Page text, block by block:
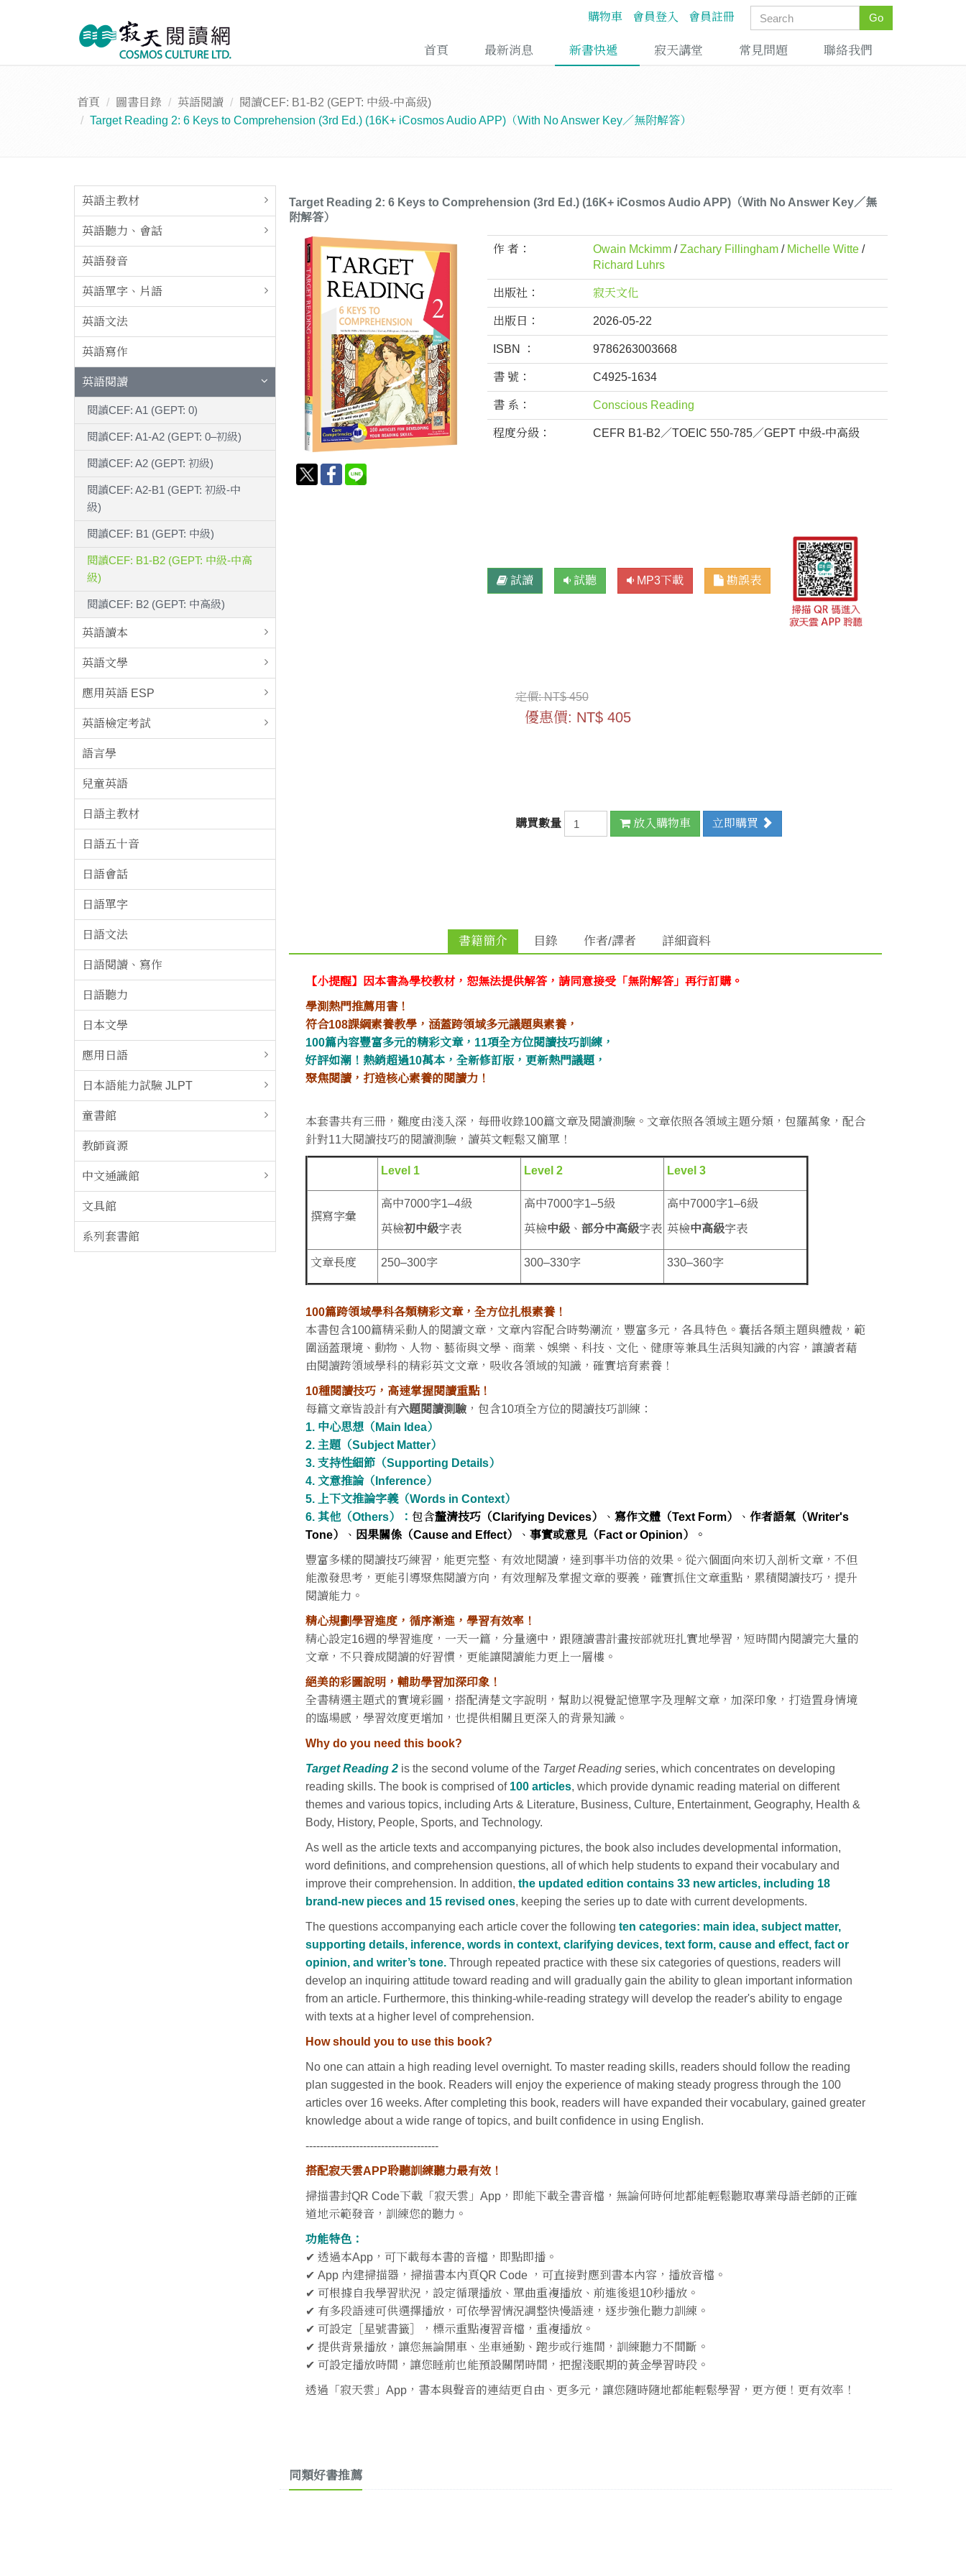
Go
購物車 會員登入 會員註冊
首頁 最新消息 新書快遞 寂天講堂 常見問題 聯絡我們
首頁 圖書目錄 英語閱讀
閱讀CEF: B1-B2 (GEPT: 中級-中高級)
Target Reading 2: 6 Keys to Comprehension (3rd Ed.) (16K+ iCosmos Audio APP)（With No Answer Key／無附解答）
英語主教材
英語聽力、會話
英語發音
英語單字、片語
英語文法
英語寫作
英語閱讀
閱讀CEF: A1 (GEPT: 0)
閱讀CEF: A1-A2 (GEPT: 0–初級)
閱讀CEF: A2 (GEPT: 初級)
閱讀CEF: A2-B1 (GEPT: 初級-中
級)
閱讀CEF: B1 (GEPT: 中級)
閱讀CEF: B1-B2 (GEPT: 中級-中高
級)
閱讀CEF: B2 (GEPT: 中高級)
英語讀本
英語文學
應用英語 ESP
英語檢定考試
語言學
兒童英語
日語主教材
日語五十音
日語會話
日語單字
日語文法
日語閱讀、寫作
日語聽力
日本文學
應用日語
日本語能力試驗 JLPT
童書館
教師資源
中文通識館
文具館
系列套書館
Target Reading 2: 6 Keys to Comprehension (3rd Ed.) (16K+ iCosmos Audio APP)（With No Answer Key／無
附解答）
作 者： Owain Mckimm /Zachary Fillingham / Michelle Witte /
Richard Luhrs
出版社： 寂天文化
出版日： 2026-05-22
ISBN ： 9786263003668
書 號： C4925-1634
書 系： Conscious Reading
程度分級： CEFR B1-B2／TOEIC 550-785／GEPT 中級-中高級
試讀 試聽 MP3下載 勘誤表
定價:NT$ 450
優惠價: NT$ 405
購買數量 放入購物車 立即購買
書籍簡介 目錄 作者/譯者 詳細資料
【小提醒】因本書為學校教材，恕無法提供解答，請同意接受「無附解答」再行訂購。
學測熱門推薦用書！
符合108課綱素養教學，涵蓋跨領域多元議題與素養，
100篇內容豐富多元的精彩文章，11項全方位閱讀技巧訓練，
好評如潮！熱銷超過10萬本，全新修訂版，更新熱門議題，
聚焦閱讀，打造核心素養的閱讀力！
本套書共有三冊，難度由淺入深，每冊收錄100篇文章及閱讀測驗。文章依照各領域主題分類，包羅萬象，配合
針對11大閱讀技巧的閱讀測驗，讀英文輕鬆又簡單！
Level 1 Level 2 Level 3
撰寫字彙
高中7000字1–4級
英檢初中級字表
高中7000字1–5級
英檢中級 、部分中高級字表
高中7000字1–6級
英檢中高級字表
文章長度 250–300字 300–330字 330–360字
100篇跨領域學科各類精彩文章，全方位扎根素養！
本書包含100篇精采動人的閱讀文章，文章內容配合時勢潮流，豐富多元，各具特色。囊括各類主題與體裁，範
圍涵蓋環境、動物、人物、藝術與文學、商業、娛樂、科技、文化、健康等兼具生活與知識的內容，讓讀者藉
由閱讀跨領域學科的精彩英文文章，吸收各領域的知識，確實培育素養！
10種閱讀技巧，高速掌握閱讀重點！
每篇文章皆設計有六題閱讀測驗 ，包含10項全方位的閱讀技巧訓練：
1. 中心思想（Main Idea）
2. 主題（Subject Matter）
3. 支持性細節（Supporting Details）
4. 文意推論（Inference）
5. 上下文推論字義（Words in Context）
6. 其他（Others）：包含釐清技巧（Clarifying Devices） 、寫作文體（Text Form） 、作者語氣（Writer's
Tone）
、 因果關係（Cause and Effect） 、事實或意見（Fact or Opinion） 。
豐富多樣的閱讀技巧練習，能更完整、有效地閱讀，達到事半功倍的效果。從六個面向來切入剖析文章，不但
能激發思考，更能引導聚焦閱讀方向，有效理解及掌握文章的要義，確實抓住文章重點，累積閱讀技巧，提升
閱讀能力。
精心規劃學習進度，循序漸進，學習有效率！
精心設定16週的學習進度，一天一篇，分量適中，跟隨讀書計畫按部就班扎實地學習，短時間內閱讀完大量的
文章，不只養成閱讀的好習慣，更能讓閱讀能力更上一層樓。
絕美的彩圖說明，輔助學習加深印象！
全書精選主題式的實境彩圖，搭配清楚文字說明，幫助以視覺記憶單字及理解文章，加深印象，打造置身情境
的臨場感，學習效度更增加，也提供相關且更深入的背景知識。
Why do you need this book?
Target Reading 2 is the second volume of the Target Reading series, which concentrates on developing
reading skills. The book is comprised of 100 articles, which provide dynamic reading material on different
themes and various topics, including Arts & Literature, Business, Culture, Entertainment, Geography, Health &
Body, History, People, Sports, and Technology.
As well as the article texts and accompanying pictures, the book also includes developmental information,
word definitions, and comprehension questions, all of which help students to expand their vocabulary and
improve their comprehension. In addition,the updated edition contains 33 new articles, including 18
brand-new pieces and 15 revised ones, keeping the series up to date with current developments.
The questions accompanying each article cover the followingten categories: main idea, subject matter,
supporting details, inference, words in context, clarifying devices, text form, cause and effect, fact or
opinion, and writer’s tone. Through repeated practice with these six categories of questions, readers will
develop an inquiring attitude toward reading and will gradually gain the ability to glean important information
from an article. Furthermore, this thinking-while-reading strategy will develop the reader's ability to engage
with texts at a higher level of comprehension.
How should you to use this book?
No one can attain a high reading level overnight. To master reading skills, readers should follow the reading
plan suggested in the book. Readers will enjoy the experience of making steady progress through the 100
articles over 16 weeks. After completing this book, readers will have expanded their vocabulary, gained greater
knowledge about a wide range of topics, and built confidence in using English.
-------------------------------------
搭配寂天雲APP聆聽訓練聽力最有效！
掃描書封QR Code下載「寂天雲」App，即能下載全書音檔，無論何時何地都能輕鬆聽取專業母語老師的正確
道地示範發音，訓練您的聽力。
功能特色：
✔ 透過本App，可下載每本書的音檔，即點即播。
✔ App 內建掃描器，掃描書本內頁QR Code ，可直接對應到書本內容，播放音檔。
✔ 可根據自我學習狀況，設定循環播放、單曲重複播放、前進後退10秒播放。
✔ 有多段語速可供選擇播放，可依學習情況調整快慢語速，逐步強化聽力訓練。
✔ 可設定［星號書籤］，標示重點複習音檔，重複播放。
✔ 提供背景播放，讓您無論開車、坐車通勤、跑步或行進間，訓練聽力不間斷。
✔ 可設定播放時間，讓您睡前也能預設關閉時間，把握淺眠期的黃金學習時段。
透過「寂天雲」App，書本與聲音的連結更自由、更多元，讓您隨時隨地都能輕鬆學習，更方便！更有效率！
同類好書推薦